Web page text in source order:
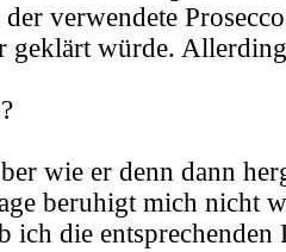
verwendete
geklärt würde.
wie er denn dann
beruhigt mich nicht
ich die entsprechenden